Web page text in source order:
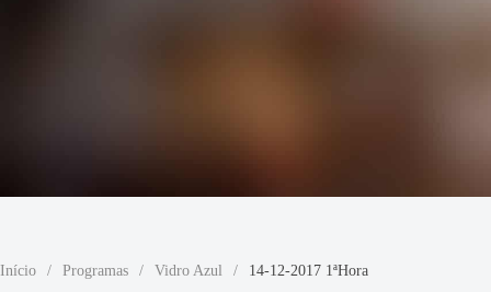
Início / Programas / Vidro Azul / 14-12-2017 1ªHora